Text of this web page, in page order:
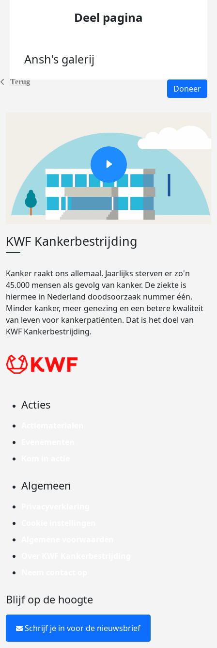
Terug
Deel pagina
Ansh's galerij
Doneer
KWF Kankerbestrijding
Kanker raakt ons allemaal. Jaarlijks sterven er zo'n
45.000 mensen als gevolg van kanker. De ziekte is
hiermee in Nederland doodsoorzaak nummer één.
Minder kanker, meer genezing en een betere kwaliteit
van leven voor kankerpatiënten. Dat is het doel van
KWF Kankerbestrijding.
Acties
Algemeen
Blijf op de hoogte
Schrijf je in voor de nieuwsbrief